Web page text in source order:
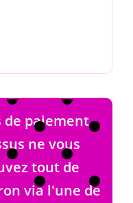
de paiement
ne vous
tout de
via l'une de